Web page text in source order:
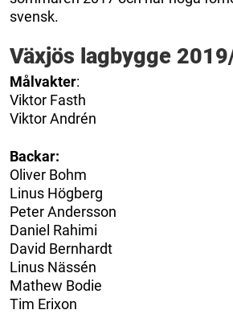
svensk.
Växjös lagbygge
Målvakter:
Viktor Fasth
Viktor Andrén
Backar:
Oliver Bohm
Linus Högberg
Peter Andersson
Daniel Rahimi
David Bernhardt
Linus Nässén
Mathew Bodie
Tim Erixon